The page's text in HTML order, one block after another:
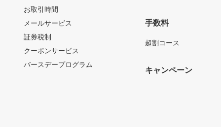
お取引時間
メールサービス
証券税制
クーポンサービス
バースデープログラム
手数料
超割コース
キャンペーン